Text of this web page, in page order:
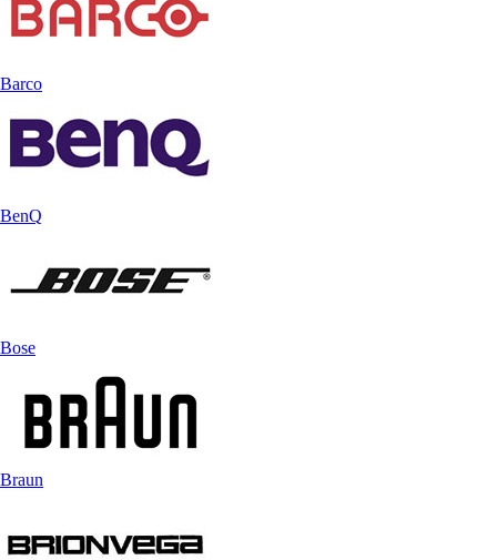
Barco
BenQ
Bose
Braun